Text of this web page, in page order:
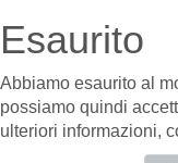
Esaurito
Abbiamo esaurito al
possiamo quindi
ulteriori informazioni,